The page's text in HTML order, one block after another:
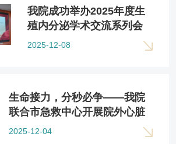
我院成功举办2025年度生
殖内分泌学术交流系列会
议暨《生殖健康科普大讲
2025-12-08
生命接力，分秒必争——我院
联合市急救中心开展院外心脏
骤停现场ECPR急救实战演练
2025-12-04